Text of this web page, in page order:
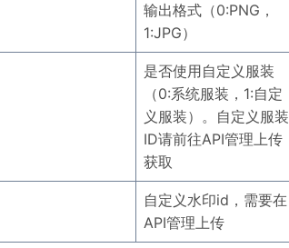
输出格式（0:PNG，
1:JPG）
是否使用自定义服装
（0:系统服装，1:自定
义服装）。自定义服装
ID请前往API管理上传
获取
自定义水印id，需要在
API管理上传